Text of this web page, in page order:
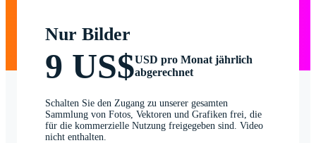
Nur Bilder
9 US$USD pro Monat jährlich
abgerechnet
Schalten Sie den Zugang zu unserer gesamten
Sammlung von Fotos, Vektoren und Grafiken frei, die
für die kommerzielle Nutzung freigegeben sind. Video
nicht enthalten.